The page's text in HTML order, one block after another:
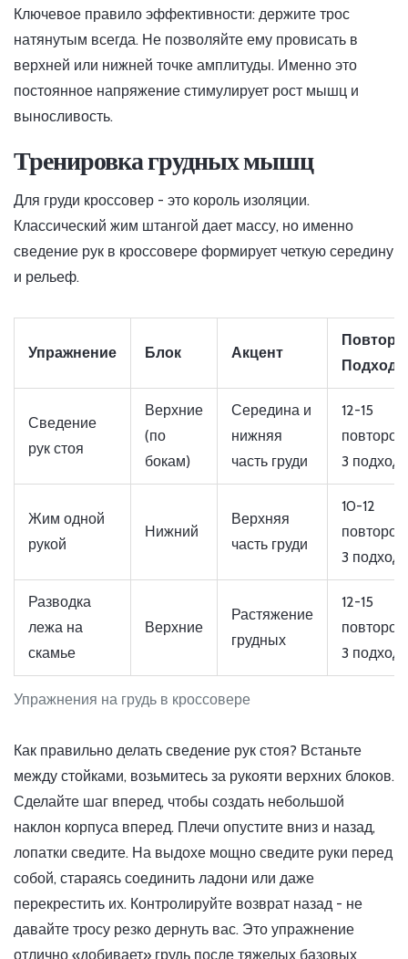
Ключевое правило эффективности: держите трос
натянутым всегда. Не позволяйте ему провисать в
верхней или нижней точке амплитуды. Именно это
постоянное напряжение стимулирует рост мышц и
выносливость.
Тренировка грудных мышц
Для груди кроссовер - это король изоляции.
Классический жим штангой дает массу, но именно
сведение рук в кроссовере формирует четкую середину
и рельеф.
Упражнения на грудь в кроссовере
Упражнение Блок Акцент
Сведение
рук стоя
Верхние
(по
бокам)
Середина и
нижняя
часть груди
12-15
повторов,
3 подхода
Жим одной
рукой
Нижний
Верхняя
часть груди
10-12
повторов,
3 подхода
Разводка
лежа на
скамье
Верхние
Растяжение
грудных
12-15
повторов,
3 подхода
Как правильно делать сведение рук стоя? Встаньте
между стойками, возьмитесь за рукояти верхних блоков.
Сделайте шаг вперед, чтобы создать небольшой
наклон корпуса вперед. Плечи опустите вниз и назад,
лопатки сведите. На выдохе мощно сведите руки перед
собой, стараясь соединить ладони или даже
перекрестить их. Контролируйте возврат назад - не
давайте тросу резко дернуть вас. Это упражнение
отлично «добивает» грудь после тяжелых базовых